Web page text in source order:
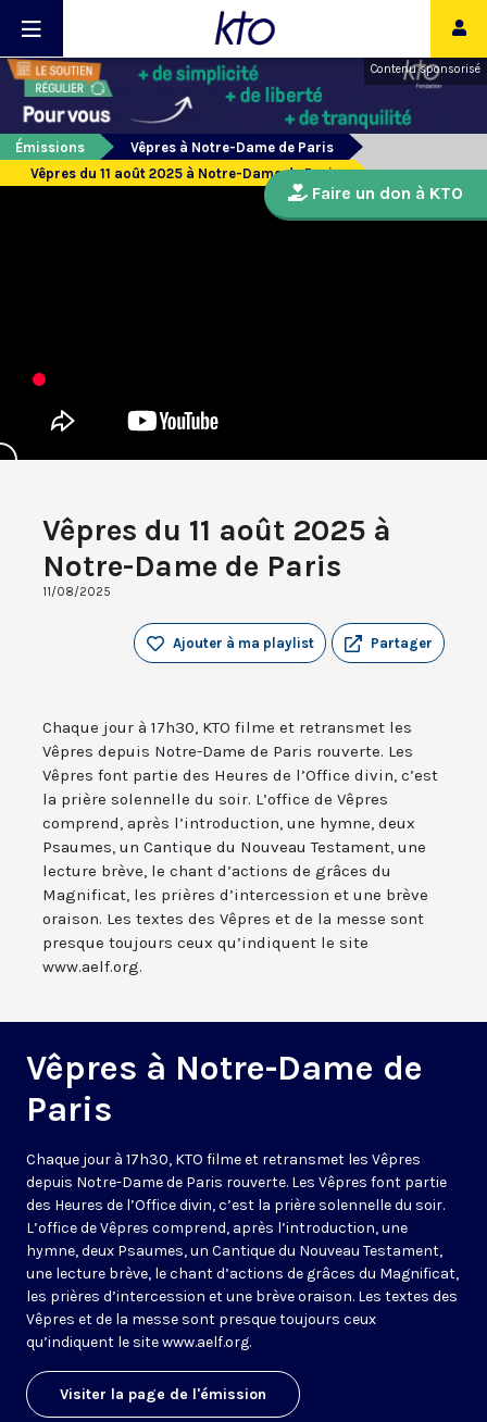
Contenu sponsorisé
Émissions
Vêpres à Notre-Dame de Paris
Vêpres du 11 août 2025 à Notre-Dame de Paris
Vêpres du 11 août 2025 à
Notre-Dame de Paris
11/08/2025
Partager
Ajouter à ma playlist
Chaque jour à 17h30, KTO filme et retransmet les
Vêpres depuis Notre-Dame de Paris rouverte. Les
Vêpres font partie des Heures de l’Office divin, c’est
la prière solennelle du soir. L’office de Vêpres
comprend, après l’introduction, une hymne, deux
Psaumes, un Cantique du Nouveau Testament, une
lecture brève, le chant d’actions de grâces du
Magnificat, les prières d’intercession et une brève
oraison. Les textes des Vêpres et de la messe sont
presque toujours ceux qu’indiquent le site
www.aelf.org.
Vêpres à Notre-Dame de
Paris
Chaque jour à 17h30, KTO filme et retransmet les Vêpres
depuis Notre-Dame de Paris rouverte. Les Vêpres font partie
des Heures de l’Office divin, c’est la prière solennelle du soir.
L’office de Vêpres comprend, après l’introduction, une
hymne, deux Psaumes, un Cantique du Nouveau Testament,
une lecture brève, le chant d’actions de grâces du Magnificat,
les prières d’intercession et une brève oraison. Les textes des
Vêpres et de la messe sont presque toujours ceux
qu’indiquent le sitewww.aelf.org.
Visiter la page de l'émission
Faire un don à KTO